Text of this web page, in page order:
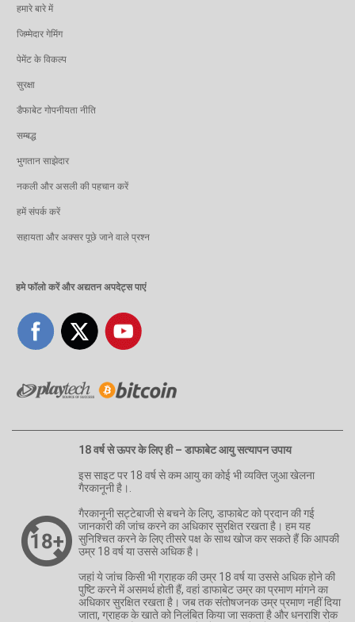
हमारे बारे में
जिम्मेदार गेमिंग
पेमेंट के विकल्प
सुरक्षा
डैफाबेट गोपनीयता नीति
सम्बद्ध
भुगतान साझेदार
नकली और असली की पहचान करें
हमें संपर्क करें
सहायता और अक्सर पूछे जाने वाले प्रश्न
हमे फॉलो करें और अद्यतन अपदेट्स पाएं
18 वर्ष से ऊपर के लिए ही – डाफाबेट आयु सत्यापन उपाय
इस साइट पर 18 वर्ष से कम आयु का कोई भी व्यक्ति जुआ खेलना
गैरकानूनी है।.
गैरकानूनी सट्टेबाजी से बचने के लिए, डाफाबेट को प्रदान की गई
जानकारी की जांच करने का अधिकार सुरक्षित रखता है। हम यह
सुनिश्चित करने के लिए तीसरे पक्ष के साथ खोज कर सकते हैं कि आपकी
उम्र 18 वर्ष या उससे अधिक है।
जहां ये जांच किसी भी ग्राहक की उम्र 18 वर्ष या उससे अधिक होने की
पुष्टि करने में असमर्थ होती हैं, वहां डाफाबेट उम्र का प्रमाण मांगने का
अधिकार सुरक्षित रखता है। जब तक संतोषजनक उम्र प्रमाण नहीं दिया
जाता, ग्राहक के खाते को निलंबित किया जा सकता है और धनराशि रोक